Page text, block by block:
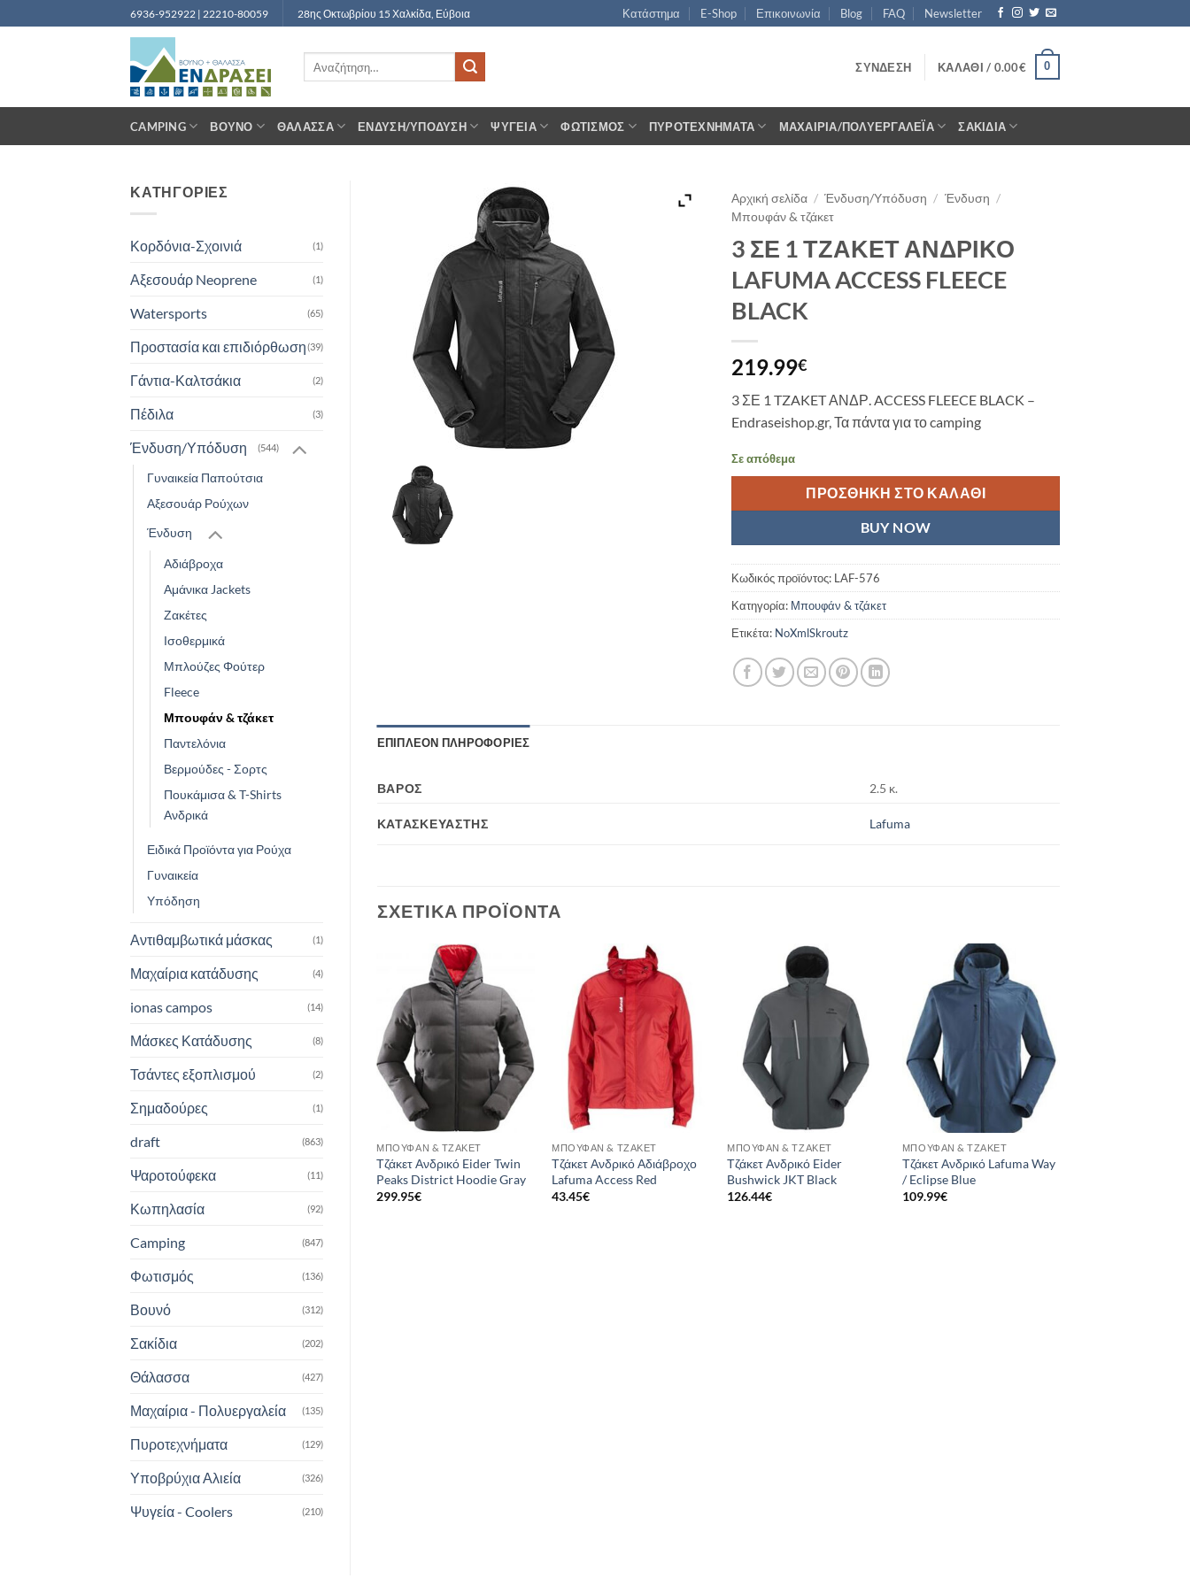
στο
6936-952922 | 22210-80059 28ης Οκτωβρίου 15 Χαλκίδα, Εύβοια Κατάστημα E-Shop Επικοινωνία Blog FAQ Newsletter
ΣΎΝΔΕΣΗ ΚΑΛΆΘΙ / 0.00€ 0
CAMPING ΒΟΥΝΌ ΘΆΛΑΣΣΑ ΈΝΔΥΣΗ/ΥΠΌΔΥΣΗ ΨΥΓΕΊΑ ΦΩΤΙΣΜΌΣ ΠΥΡΟΤΕΧΝΉΜΑΤΑ ΜΑΧΑΊΡΙΑ/ΠΟΛΥΕΡΓΑΛΈΙΑ ΣΑΚΊΔΙΑ
ΚΑΤΗΓΟΡΙΕΣ
Κορδόνια-Σχοινιά (1)
Αξεσουάρ Neoprene (1)
Watersports (65)
Προστασία και επιδιόρθωση(39)
Γάντια-Καλτσάκια (2)
Πέδιλα (3)
Ένδυση/Υπόδυση (544)
Γυναικεία Παπούτσια
Αξεσουάρ Ρούχων
Ένδυση
Αδιάβροχα
Αμάνικα Jackets
Ζακέτες
Ισοθερμικά
Μπλούζες Φούτερ
Fleece
Μπουφάν & τζάκετ
Παντελόνια
Βερμούδες - Σορτς
Πουκάμισα & T-Shirts
Ανδρικά
Ειδικά Προϊόντα για Ρούχα
Γυναικεία
Υπόδηση
Αντιθαμβωτικά μάσκας (1)
Μαχαίρια κατάδυσης (4)
ionas campos (14)
Μάσκες Κατάδυσης (8)
Τσάντες εξοπλισμού (2)
Σημαδούρες (1)
draft (863)
Ψαροτούφεκα (11)
Κωπηλασία (92)
Camping (847)
Φωτισμός (136)
Βουνό (312)
Σακίδια (202)
Θάλασσα (427)
Μαχαίρια - Πολυεργαλεία (135)
Πυροτεχνήματα (129)
Υποβρύχια Αλιεία (326)
Ψυγεία - Coolers (210)
Αρχική σελίδα / Ένδυση/Υπόδυση / Ένδυση /
Μπουφάν & τζάκετ
3 ΣΕ 1 ΤΖΑΚΕΤ ΑΝΔΡΙΚΟ
LAFUMA ACCESS FLEECE
BLACK
219.99€
3 ΣΕ 1 TZAKET ΑΝΔΡ. ACCESS FLEECE BLACK –
Endraseishop.gr, Τα πάντα για το camping
Σε απόθεμα
ΠΡΟΣΘΉΚΗ ΣΤΟ ΚΑΛΆΘΙ
BUY NOW
Κωδικός προϊόντος: LAF-576
Κατηγορία: Μπουφάν & τζάκετ
Ετικέτα: NoXmlSkroutz
ΕΠΙΠΛΈΟΝ ΠΛΗΡΟΦΟΡΊΕΣ
ΒΆΡΟΣ 2.5 κ.
ΚΑΤΑΣΚΕΥΑΣΤΉΣ Lafuma
ΣΧΕΤΙΚΆ ΠΡΟΪΌΝΤΑ
Add to
wishlist
ΜΠΟΥΦΆΝ & ΤΖΆΚΕΤ
Τζάκετ Ανδρικό Eider Twin
Peaks District Hoodie Gray
299.95€
Add to
wishlist
ΜΠΟΥΦΆΝ & ΤΖΆΚΕΤ
Τζάκετ Ανδρικό Αδιάβροχο
Lafuma Access Red
43.45€
Add to
wishlist
ΜΠΟΥΦΆΝ & ΤΖΆΚΕΤ
Τζάκετ Ανδρικό Eider
Bushwick JKT Black
126.44€
Add to
wishlist
ΜΠΟΥΦΆΝ & ΤΖΆΚΕΤ
Τζάκετ Ανδρικό Lafuma Way
/ Eclipse Blue
109.99€
wishlist
ΜΠΟΥΦΆΝ & ΤΖΆΚΕΤ
wishlist
ΜΠΟΥΦΆΝ & ΤΖΆΚΕΤ
Access Warm Methyl Blue